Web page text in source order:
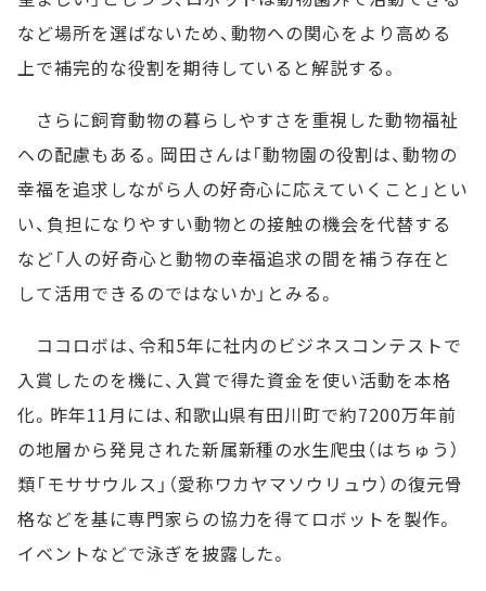
など場所を選ばないため、動物への関心をより高める
上で補完的な役割を期待していると解説する。
さらに飼育動物の暮らしやすさを重視した動物福祉
への配慮もある。岡田さんは「動物園の役割は、動物の
幸福を追求しながら人の好奇心に応えていくこと」とい
い、負担になりやすい動物との接触の機会を代替する
など「人の好奇心と動物の幸福追求の間を補う存在と
して活用できるのではないか」とみる。
ココロボは、令和5年に社内のビジネスコンテストで
入賞したのを機に、入賞で得た資金を使い活動を本格
化。昨年11月には、和歌山県有田川町で約7200万年前
の地層から発見された新属新種の水生爬虫（はちゅう）
類「モササウルス」（愛称ワカヤマソウリュウ）の復元骨
格などを基に専門家らの協力を得てロボットを製作。
イベントなどで泳ぎを披露した。